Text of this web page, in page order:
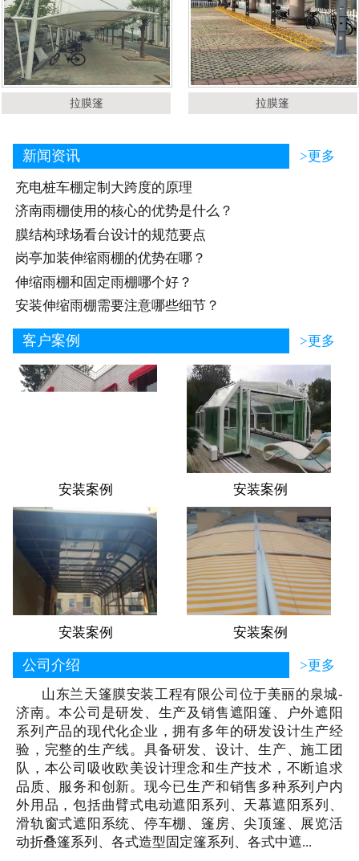
拉膜篷 拉膜篷
新闻资讯 >更多
充电桩车棚定制大跨度的原理
济南雨棚使用的核心的优势是什么？
膜结构球场看台设计的规范要点
岗亭加装伸缩雨棚的优势在哪？
伸缩雨棚和固定雨棚哪个好？
安装伸缩雨棚需要注意哪些细节？
客户案例 >更多
安装案例 安装案例
安装案例 安装案例
公司介绍
>更多
山东兰天篷膜安装工程有限公司位于美丽的泉城-
济南。本公司是研发、生产及销售遮阳篷、户外遮阳
系列产品的现代化企业，拥有多年的研发设计生产经
验，完整的生产线。具备研发、设计、生产、施工团
队，本公司吸收欧美设计理念和生产技术，不断追求
品质、服务和创新。现今已生产和销售多种系列户内
外用品，包括曲臂式电动遮阳系列、天幕遮阳系列、
滑轨窗式遮阳系统、停车棚、篷房、尖顶篷、展览活
动折叠篷系列、各式造型固定篷系列、各式中遮...